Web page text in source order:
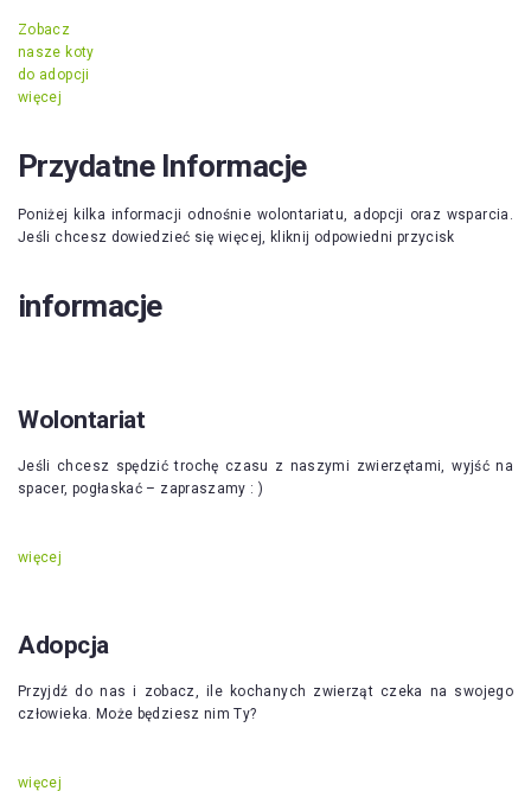
Zobacz
nasze koty
do adopcji
więcej
Przydatne Informacje
Poniżej kilka informacji odnośnie wolontariatu, adopcji oraz wsparcia.
Jeśli chcesz dowiedzieć się więcej, kliknij odpowiedni przycisk
informacje
Wolontariat
Jeśli chcesz spędzić trochę czasu z naszymi zwierzętami, wyjść na
spacer, pogłaskać – zapraszamy : )
więcej
Adopcja
Przyjdź do nas i zobacz, ile kochanych zwierząt czeka na swojego
człowieka. Może będziesz nim Ty?
więcej